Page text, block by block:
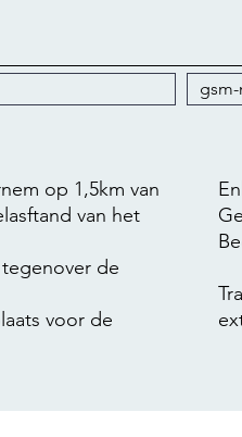
op 1,5km van
van het
de
voor de